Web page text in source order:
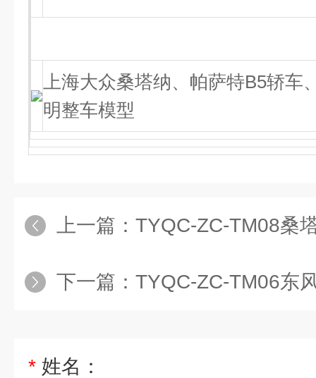
上海大众桑塔纳、帕萨特B5轿车
明整车模型
上一篇： TYQC-ZC-TM08桑塔纳2000型透
下一篇： TYQC-ZC-TM06东风EQ140（1090）型透
* 姓名：